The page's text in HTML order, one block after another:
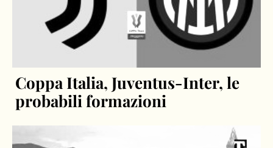
Coppa Italia, Juventus-Inter, le
probabili formazioni